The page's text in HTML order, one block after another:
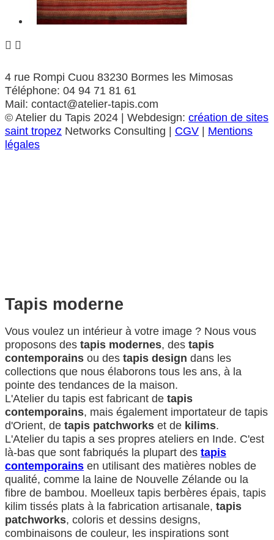
 
4 rue Rompi Cuou 83230 Bormes les Mimosas
Téléphone: 04 94 71 81 61
Mail: contact@atelier-tapis.com
© Atelier du Tapis 2024 | Webdesign: création de sites
saint tropez Networks Consulting | CGV
Mentions
légales
Tapis moderne
Vous voulez un intérieur à votre image ? Nous vous
proposons des tapis modernes, des tapis
contemporains ou des tapis design dans les
collections que nous élaborons tous les ans, à la
pointe des tendances de la maison.
L'Atelier du tapis est fabricant de tapis
contemporains, mais également importateur de tapis
d'Orient, de tapis patchworks et de kilims.
L'Atelier du tapis a ses propres ateliers en Inde. C'est
là-bas que sont fabriqués la plupart des tapis
contemporains en utilisant des matières nobles de
qualité, comme la laine de Nouvelle Zélande ou la
fibre de bambou. Moelleux tapis berbères épais, tapis
kilim tissés plats à la fabrication artisanale, tapis
patchworks, coloris et dessins designs,
combinaisons de couleur, les inspirations sont